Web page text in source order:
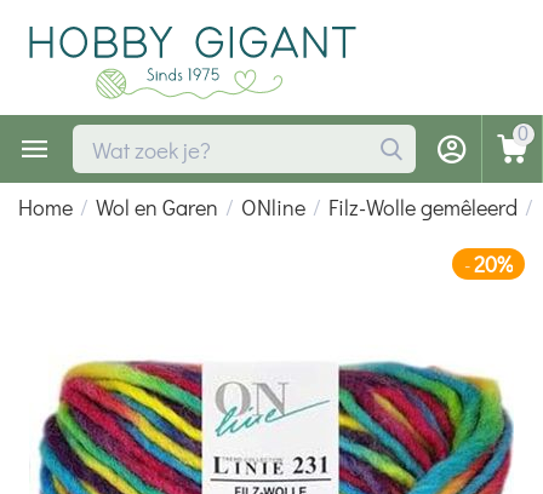
0
Home / Wol en Garen / ONline / Filz-Wolle gemêleerd /
-20%